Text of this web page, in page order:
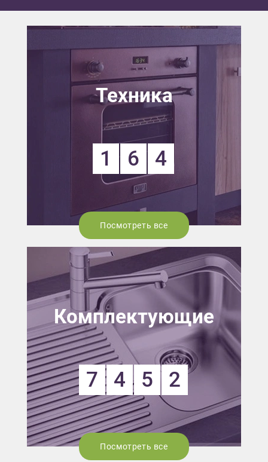
Техника
1 6 4
Посмотреть все
Комплектующие
7 4 5 2
Посмотреть все